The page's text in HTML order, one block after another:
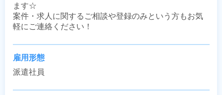
ます☆
案件・求人に関するご相談や登録のみという方もお気
軽にご連絡ください！
雇用形態
派遣社員